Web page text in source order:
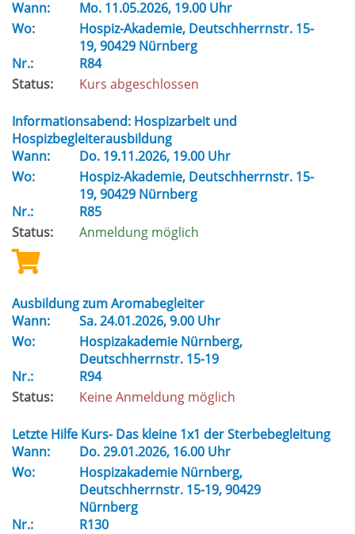
Wann: Mo. 11.05.2026, 19.00 Uhr
Wo:
Hospiz-Akademie, Deutschherrnstr. 15-
19, 90429 Nürnberg
Nr.:
R84
Status:
Kurs abgeschlossen
Informationsabend: Hospizarbeit und
Hospizbegleiterausbildung
Wann:
Do. 19.11.2026, 19.00 Uhr
Wo:
Hospiz-Akademie, Deutschherrnstr. 15-
19, 90429 Nürnberg
Nr.:
R85
Status:
Anmeldung möglich
Ausbildung zum Aromabegleiter
Wann:
Sa.24.01.2026, 9.00 Uhr
Wo:
Hospizakademie Nürnberg,
Deutschherrnstr. 15-19
Nr.:
R94
Status:
Keine Anmeldung möglich
Letzte Hilfe Kurs- Das kleine 1x1 der Sterbebegleitung
Wann:
Do.29.01.2026, 16.00 Uhr
Wo:
Hospizakademie Nürnberg,
Deutschherrnstr. 15-19, 90429
Nürnberg
Nr.:
R130